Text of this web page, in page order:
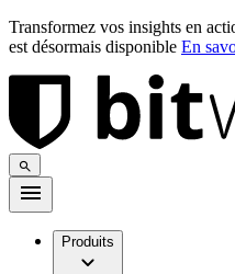
Transformez vos insights en
est désormais disponible En
Produits